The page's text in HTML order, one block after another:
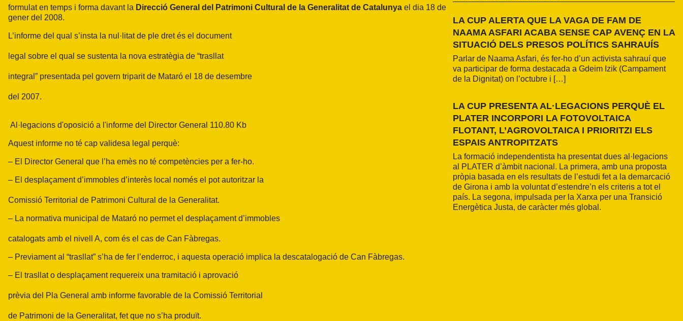
formulat en temps i forma davant la Direcció General del Patrimoni Cultural de la Generalitat de Catalunya el dia 18 de
gener del 2008.
L’informe del qual s’insta la nul·litat de ple dret és el document
legal sobre el qual se sustenta la nova estratègia de “trasllat
integral” presentada pel govern triparit de Mataró el 18 de desembre
del 2007.
Al·legacions d'oposició a l'informe del Director General 110.80 Kb
Aquest informe no té cap validesa legal perquè:
– El Director General que l’ha emès no té competències per a fer-ho.
– El desplaçament d’immobles d’interès local només el pot autoritzar la
Comissió Territorial de Patrimoni Cultural de la Generalitat.
– La normativa municipal de Mataró no permet el desplaçament d’immobles
catalogats amb el nivell A, com és el cas de Can Fàbregas.
– Previament al “trasllat” s’ha de fer l’enderroc, i aquesta operació implica la descatalogació de Can Fàbregas.
– El trasllat o desplaçament requereix una tramitació i aprovació
prèvia del Pla General amb informe favorable de la Comissió Territorial
de Patrimoni de la Generalitat, fet que no s’ha produït.
LA CUP ALERTA QUE LA VAGA DE FAM DE
NAAMA ASFARI ACABA SENSE CAP AVENÇ EN LA
SITUACIÓ DELS PRESOS POLÍTICS SAHRAUÍS
Parlar de Naama Asfari, és fer-ho d’un activista sahrauí que
va participar de forma destacada a Gdeim Izik (Campament
de la Dignitat) on l’octubre i […]
LA CUP PRESENTA AL·LEGACIONS PERQUÈ EL
PLATER INCORPORI LA FOTOVOLTAICA
FLOTANT, L’AGROVOLTAICA I PRIORITZI ELS
ESPAIS ANTROPITZATS
La formació independentista ha presentat dues al·legacions
al PLATER d’àmbit nacional. La primera, amb una proposta
pròpia basada en els resultats de l’estudi fet a la demarcació
de Girona i amb la voluntat d’estendre’n els criteris a tot el
país. La segona, impulsada per la Xarxa per una Transició
Energètica Justa, de caràcter més global.